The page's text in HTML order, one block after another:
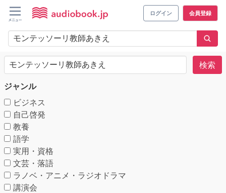
ログイン 会員登録
検索
ジャンル
ビジネス
自己啓発
教養
語学
実用・資格
文芸・落語
ラノベ・アニメ・ラジオドラマ
講演会